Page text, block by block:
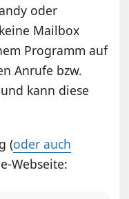
oder
Mailbox
Programm auf
Anrufe bzw.
kann diese
(oder auch
Webseite: